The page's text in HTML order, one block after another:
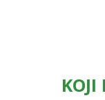
KOJI